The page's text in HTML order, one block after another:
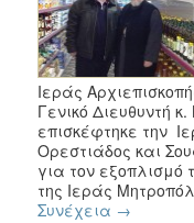
Ιεράς
Γενικό Διευθυντή
επισκέφτηκε την
Ορεστιάδος και
για τον εξοπλισμό
της Ιεράς
Συνέχεια →